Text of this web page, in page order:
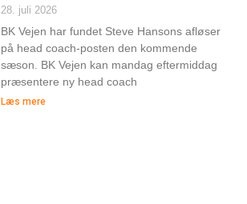
28. juli 2026
BK Vejen har fundet Steve Hansons afløser
på head coach-posten den kommende
sæson. BK Vejen kan mandag eftermiddag
præsentere ny head coach
Læs mere